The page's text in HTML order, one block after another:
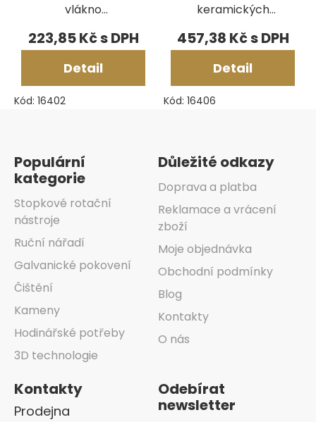
vlákno
0,50x0,50x50
mm
223,85 Kč
Detail
Kód: 16402
keramických
vláken
457,38 Kč
Detail
Kód: 16406
Populární
kategorie
Stopkové rotační
nástroje
Ruční nářadí
Galvanické pokovení
Čištění
Kameny
Hodinářské potřeby
3D technologie
Důležité odkazy
Doprava a platba
Reklamace a vrácení
zboží
Moje objednávka
Obchodní podmínky
Blog
Kontakty
O nás
Kontakty
Prodejna
Odebírat
newsletter